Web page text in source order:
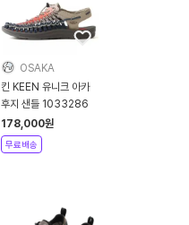
OSAKA
킨 KEEN 유니크 아카
후지 샌들 1033286
178,000원
무료배송